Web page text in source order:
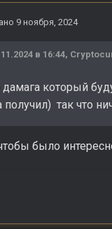
9 ноября, 2024
в 16:44,
дамага который
получил) так что
было